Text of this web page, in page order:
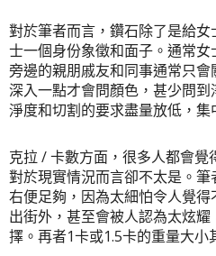
對於筆者而言，鑽石除了是給
士一個身份象徵和面子。通常女
旁邊的親朋戚友和同事通常只會
深入一點才會問顏色 ，甚少問
淨度和切割的要求盡量放低，集
克拉 /卡數方面，很多人都會覺
對於現實情況而言卻不太是。
右便足夠，因為太細怕令人覺
出街外，甚至會被人認為太炫
擇。再者1卡或1.5卡的重量大小